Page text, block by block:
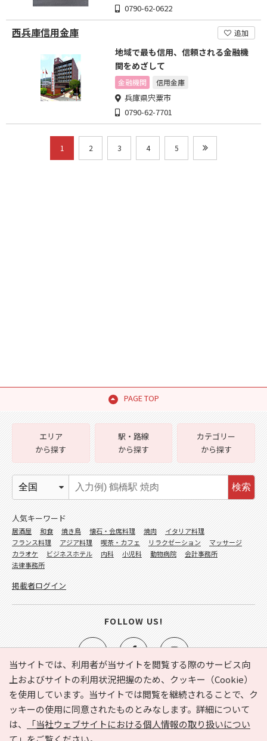
0790-62-0622
西兵庫信用金庫 追加
地域で最も信用、信頼される金融機
関をめざして
金融機関 信用金庫
兵庫県宍粟市
0790-62-7701
1 2 3 4 5
PAGE TOP
当サイトでは、利用者が当サイトを閲覧する際のサービス向
上およびサイトの利用状況把握のため、クッキー（Cookie）
を使用しています。当サイトでは閲覧を継続されることで、ク
ッキーの使用に同意されたものとみなします。詳細について
は、
「当社ウェブサイトにおける個人情報の取り扱いについ
e-NAVITA（イーナビタ）とは？ お気に入り
ヘルプ
利用規約
個人情報の取り扱いについて
運営会社
サイトマップ
広告掲載に関するお問い合わせ
エリア
から探す
駅・路線
から探す
カテゴリー
から探す
検索
人気キーワード
居酒屋 和食 焼き鳥 懐石・会席料理 焼肉
イタリア料理
フランス料理
アジア料理 喫茶・カフェ リラクゼーション
マッサージ
カラオケ
ビジネスホテル 内科 小児科 動物病院
会計事務所
法律事務所
掲載者ログイン
FOLLOW US!